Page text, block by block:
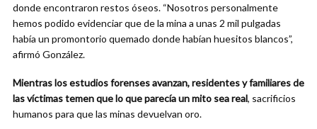
donde encontraron restos óseos. “Nosotros personalmente
hemos podido evidenciar que de la mina a unas 2 mil pulgadas
había un promontorio quemado donde habían huesitos blancos”,
afirmó González.
Mientras los estudios forenses avanzan, residentes y familiares de
las víctimas temen que lo que parecía un mito sea real, sacrificios
humanos para que las minas devuelvan oro.